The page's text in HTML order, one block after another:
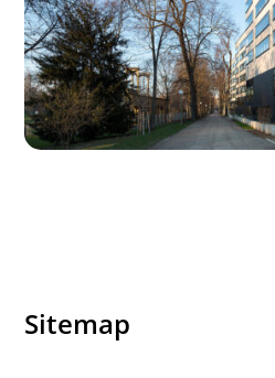
Sitemap